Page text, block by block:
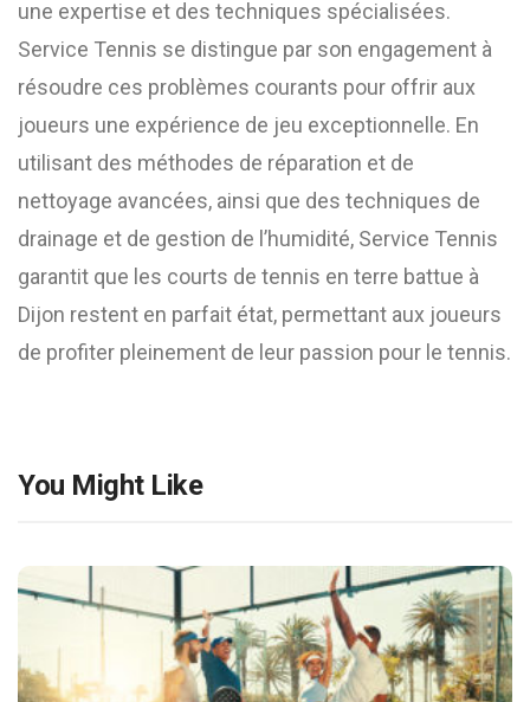
une expertise et des techniques spécialisées.
Service Tennis se distingue par son engagement à
résoudre ces problèmes courants pour offrir aux
joueurs une expérience de jeu exceptionnelle. En
utilisant des méthodes de réparation et de
nettoyage avancées, ainsi que des techniques de
drainage et de gestion de l’humidité, Service Tennis
garantit que les courts de tennis en terre battue à
Dijon restent en parfait état, permettant aux joueurs
de profiter pleinement de leur passion pour le tennis.
You Might Like